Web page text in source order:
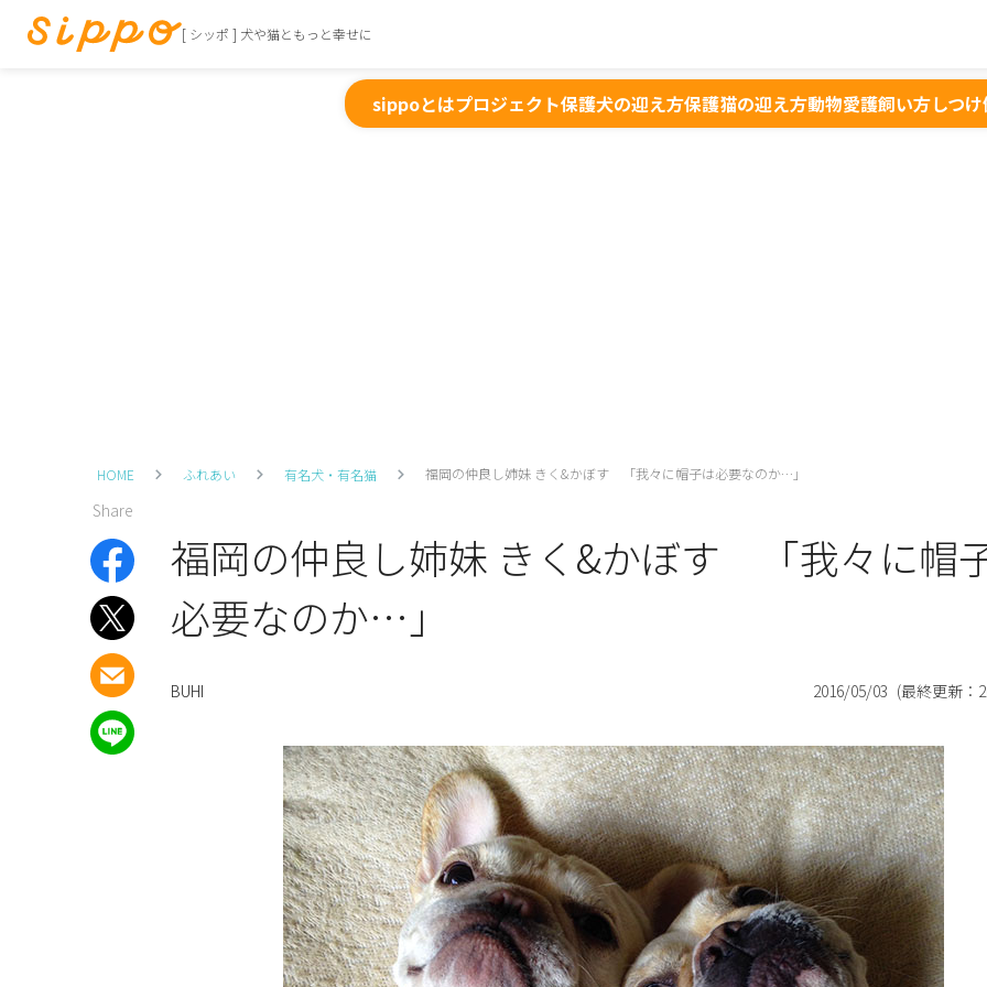
[ シッポ ] 犬や猫ともっと幸せに
sippoとはプロジェクト保護犬の迎え方保護猫の迎え方動物愛護飼い方しつけ
HOME ふれあい 有名犬・有名猫 福岡の仲良し姉妹 きく&かぼす 「我々に帽子は必要なのか…」
Share
福岡の仲良し姉妹 きく&かぼす 「我々に帽
必要なのか…」
BUHI 2016/05/03 (最終更新：